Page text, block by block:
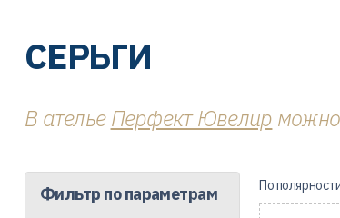
СЕРЬГИ
В ательеПерфект Ювелир можно
Фильтр по параметрам По